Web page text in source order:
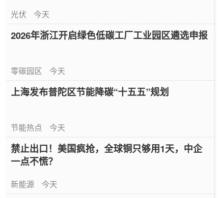
光伏 今天
2026年浙江开启绿色低碳工厂工业园区遴选申报
零碳园区 今天
上海发布普陀区节能降碳“十五五”规划
节能热点 今天
禁止出口！美国疯抢，全球铜只够用1天，中企
一点不慌？
新能源 今天